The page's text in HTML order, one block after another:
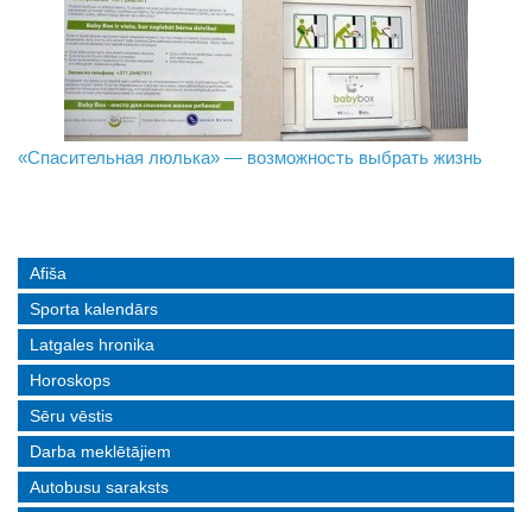
В Даугавпилсе определили сильнейших в пляжном
«Спасительная люлька» — возможность выбрать жизнь
Новое поколение пограничников: Даугавпилсское
Afiša
Sporta kalendārs
Latgales hronika
Horoskops
Sēru vēstis
Darba meklētājiem
Autobusu saraksts